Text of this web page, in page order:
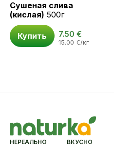
Сушеная слива
(кислая) 500г
Купить 7.50 €
15.00 €/кг
НЕРЕАЛЬНО ВКУСНО